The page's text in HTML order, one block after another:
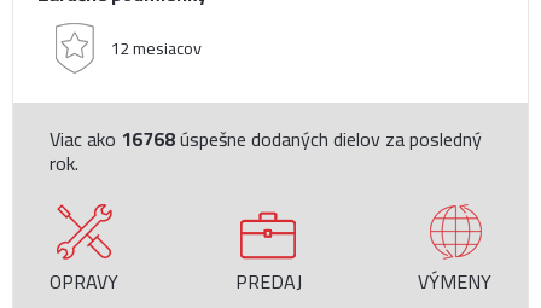
12 mesiacov
Viac ako 16768úspešne dodaných dielov za posledný
rok.
OPRAVY PREDAJ
VÝMENY